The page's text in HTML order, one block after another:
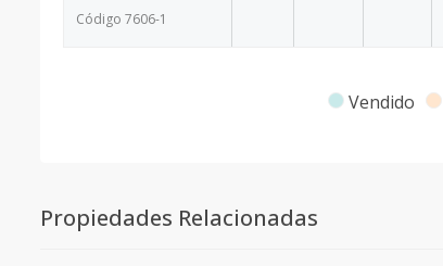
Código 7606-1
Vendido
Propiedades Relacionadas